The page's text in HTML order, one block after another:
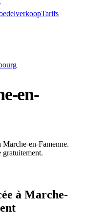
Tarifs
en-
Marche-en-Famenne.
gratuitement.
à Marche-